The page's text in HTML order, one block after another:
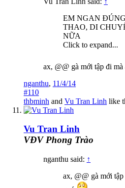
EM NGAN
THAO, DI
NỮA
Click to expand...
ax, @@ gà mới tập đi mà
nganthu, 11/4/14
#110
thbminh and Vu Tran Linh like
Vu Tran Linh
VĐV Phong Trào
nganthu said: ↑
ax, @@ gà mới